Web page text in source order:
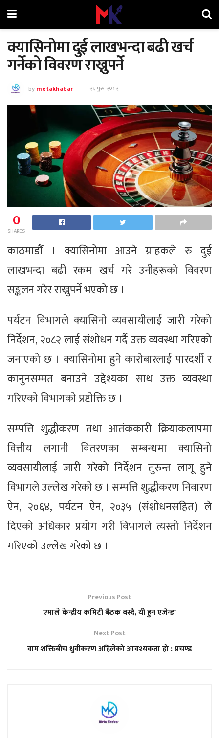
क्यासिनोमा दुई लाखभन्दा बढी खर्च
गर्नेको विवरण राख्नुपर्ने
bymetakhabar २६ पुस २०८२,
0
SHARES
काठमाडौँ । क्यासिनोमा आउने ग्राहकले रु दुई
लाखभन्दा बढी रकम खर्च गरे उनीहरूको विवरण
सङ्कलन गरेर राख्नुपर्ने भएको छ ।
पर्यटन विभागले क्यासिनो व्यवसायीलाई जारी गरेको
निर्देशन, २०८२ लाई संशोधन गर्दै उक्त व्यवस्था गरिएको
जनाएको छ । क्यासिनोमा हुने कारोबारलाई पारदर्शी र
कानुनसम्मत बनाउने उद्देश्यका साथ उक्त व्यवस्था
गरिएको विभागको प्रष्टोक्ति छ ।
सम्पत्ति शुद्धीकरण तथा आतंककारी क्रियाकलापमा
वित्तीय लगानी वितरणका सम्बन्धमा क्यासिनो
व्यवसायीलाई जारी गरेको निर्देशन तुरुन्त लागू हुने
विभागले उल्लेख गरेको छ । सम्पत्ति शुद्धीकरण निवारण
ऐन, २०६४, पर्यटन ऐन, २०३५ (संशोधनसहित) ले
दिएको अधिकार प्रयोग गरी विभागले त्यस्तो निर्देशन
गरिएको उल्लेख गरेको छ ।
Previous Post
एमाले केन्द्रीय कमिटी बैठक बस्दै, यी हुन एजेन्डा
Next Post
वाम शक्तिबीच ध्रुवीकरण अहिलेको आवश्यकता हो : प्रचण्ड